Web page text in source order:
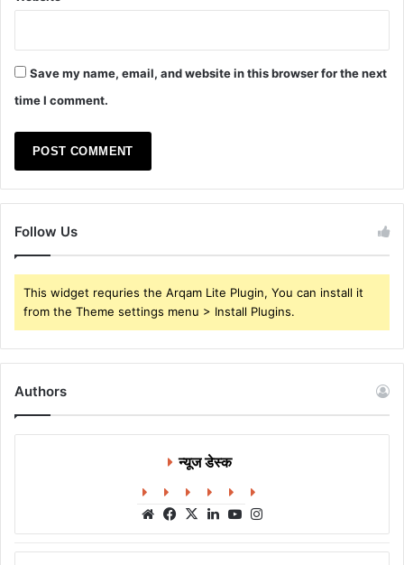
Save my name, email, and website in this browser for the next
time I comment.
Follow Us
This widget requries the Arqam Lite Plugin, You can install it
from the Theme settings menu > Install Plugins.
Authors
न्यूज डेस्क
WebsiteFacebook
X LinkedInYouTube